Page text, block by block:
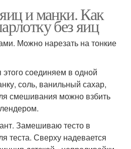
и манки. Как
без яиц
Можно нарезать на тонкие
соединяем в одной
соль, ванильный сахар,
смешивания можно взбить
Замешиваю тесто в
теста. Сверху надевается